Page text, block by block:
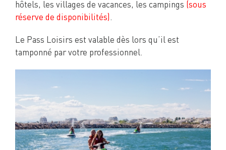
hôtels, les villages de vacances, les campings (sous
réserve de disponibilités).
Le Pass Loisirs est valable dès lors qu’il est
tamponné par votre professionnel.